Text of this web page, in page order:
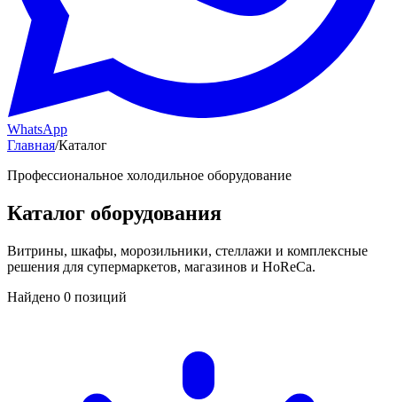
WhatsApp
Главная/Каталог
Профессиональное холодильное оборудование
Каталог оборудования
Витрины, шкафы, морозильники, стеллажи и комплексные
решения для супермаркетов, магазинов и HoReCa.
Найдено 0 позиций